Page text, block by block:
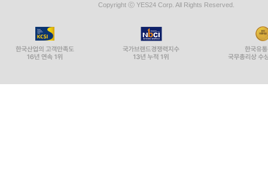
Copyright ⓒ YES24 Corp. All Rights Reserved.